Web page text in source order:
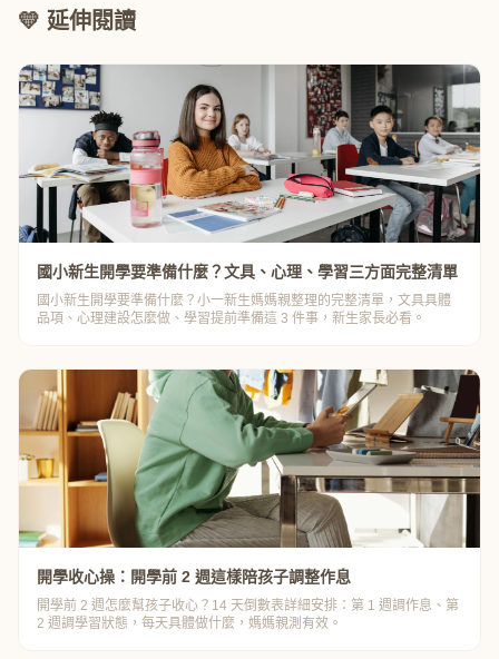
💛 延伸閱讀
國小新生開學要準備什麼？文具、心理、學習三方面完整清單
國小新生開學要準備什麼？小一新生媽媽親整理的完整清單，文具具體
品項、心理建設怎麼做、學習提前準備這 3 件事，新生家長必看。
開學收心操：開學前 2 週這樣陪孩子調整作息
開學前 2 週怎麼幫孩子收心？14 天倒數表詳細安排：第 1 週調作息、第
2 週調學習狀態，每天具體做什麼，媽媽親測有效。